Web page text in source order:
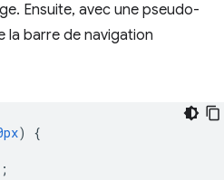
Ensuite, avec une pseudo-
la barre de navigation
)
{
;